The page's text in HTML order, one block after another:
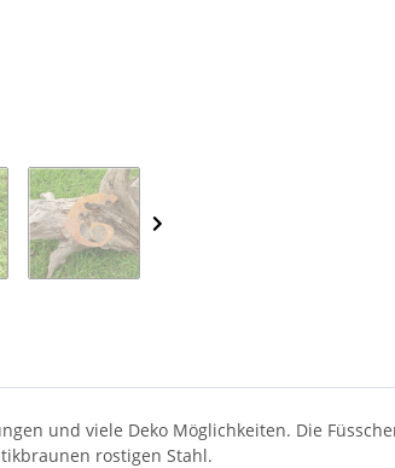
und viele Deko Möglichkeiten. Die
rostigen Stahl.